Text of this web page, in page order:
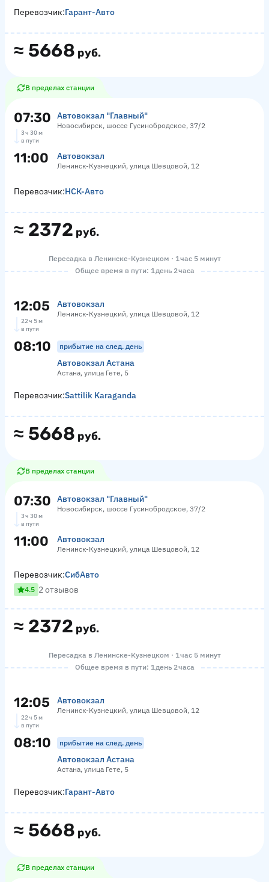
≈ 5668 руб.
Перевозчик:Гарант-Авто
В пределах станции
07:30 Автовокзал "Главный"
Новосибирск, шоссе Гусинобродское, 37/2
3 ч 30 м
в пути
11:00 Автовокзал
Ленинск-Кузнецкий, улица Шевцовой, 12
≈ 2372 руб.
Перевозчик:НСК-Авто
Пересадка в Ленинске-Кузнецком · 1 час 5 минут
Общее время в пути: 1 день 2 часа
12:05 Автовокзал
Ленинск-Кузнецкий, улица Шевцовой, 12
22 ч 5 м
в пути
08:10 прибытие на след. день
Автовокзал Астана
Астана, улица Гете, 5
≈ 5668 руб.
Перевозчик:Sattilik Karaganda
В пределах станции
07:30 Автовокзал "Главный"
Новосибирск, шоссе Гусинобродское, 37/2
3 ч 30 м
в пути
11:00 Автовокзал
Ленинск-Кузнецкий, улица Шевцовой, 12
≈ 2372 руб.
Перевозчик:СибАвто
4.5 2 отзывов
Пересадка в Ленинске-Кузнецком · 1 час 5 минут
Общее время в пути: 1 день 2 часа
12:05 Автовокзал
Ленинск-Кузнецкий, улица Шевцовой, 12
22 ч 5 м
в пути
08:10 прибытие на след. день
Автовокзал Астана
Астана, улица Гете, 5
≈ 5668 руб.
Перевозчик:Гарант-Авто
В пределах станции